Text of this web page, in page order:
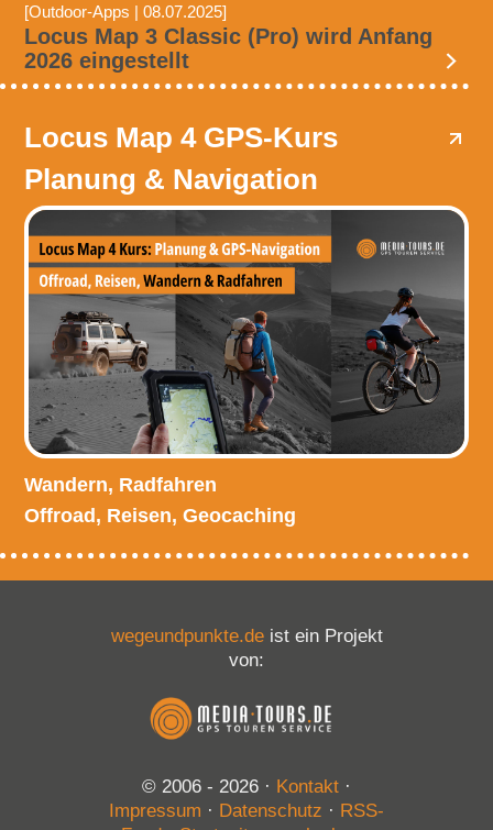
[Outdoor-Apps | 08.07.2025]
Locus Map 3 Classic (Pro) wird Anfang
2026 eingestellt
Locus Map 4 GPS-Kurs
Planung & Navigation
Wandern, Radfahren
Offroad, Reisen, Geocaching
wegeundpunkte.deist ein Projekt
von:
© 2006 - 2026 · Kontakt ·
Impressum · Datenschutz · RSS-